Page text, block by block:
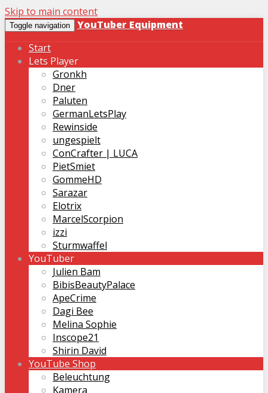
Skip to main content
Toggle navigation
YouTuber Equipment
Start
Lets Player
Gronkh
Dner
Paluten
GermanLetsPlay
Rewinside
ungespielt
ConCrafter | LUCA
PietSmiet
GommeHD
Sarazar
Elotrix
MarcelScorpion
izzi
Sturmwaffel
YouTuber
Julien Bam
BibisBeautyPalace
ApeCrime
Dagi Bee
Melina Sophie
Inscope21
Shirin David
YouTube Shop
Beleuchtung
Kamera